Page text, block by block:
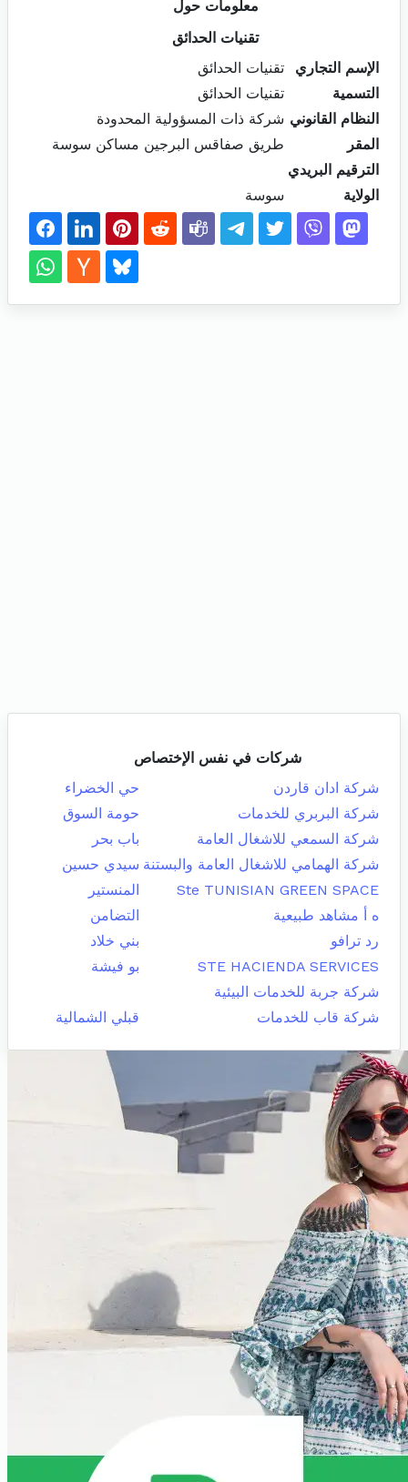
معلومات حول
تقنيات الحدائق
الإسم التجاري
تقنيات الحدائق
التسمية
تقنيات الحدائق
النظام القانوني شركة ذات المسؤولية المحدودة
المقر
طريق صفاقس البرجين مساكن سوسة
الترقيم البريدي
الولاية
سوسة
شركات في نفس الإختصاص
شركة ادان قاردن
حي الخضراء
شركة البربري للخدمات
حومة السوق
شركة السمعي للاشغال العامة
باب بحر
شركة الهمامي للاشغال العامة والبستنة سيدي حسين
Ste TUNISIAN GREEN SPACE
المنستير
ه أ مشاهد طبيعية
التضامن
رد ترافو
بني خلاد
STE HACIENDA SERVICES
بو فيشة
شركة جربة للخدمات البيئية
شركة قاب للخدمات
قبلي الشمالية